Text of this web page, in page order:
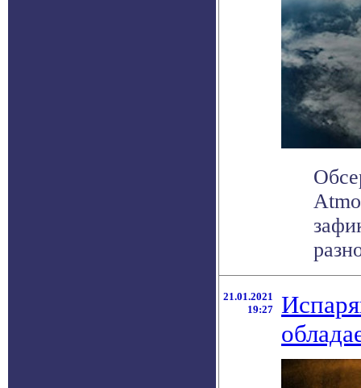
21.01.2021
19:27